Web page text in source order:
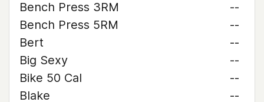
Bench Press 3RM
--
Bench Press 5RM
--
Bert
--
Big Sexy
--
Bike 50 Cal
--
Blake
--